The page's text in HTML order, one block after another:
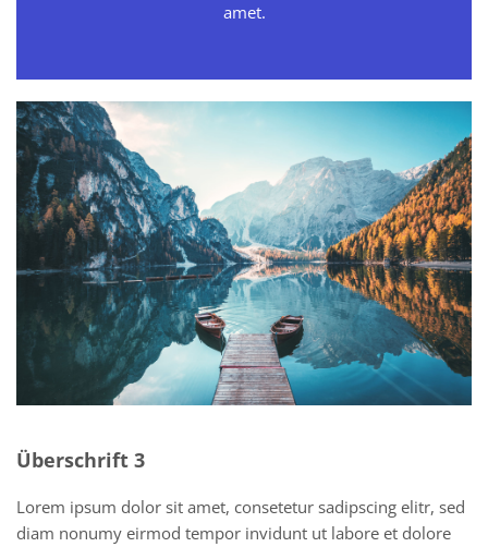
amet.
Überschrift 3
Lorem ipsum dolor sit amet, consetetur sadipscing elitr, sed
diam nonumy eirmod tempor invidunt ut labore et dolore